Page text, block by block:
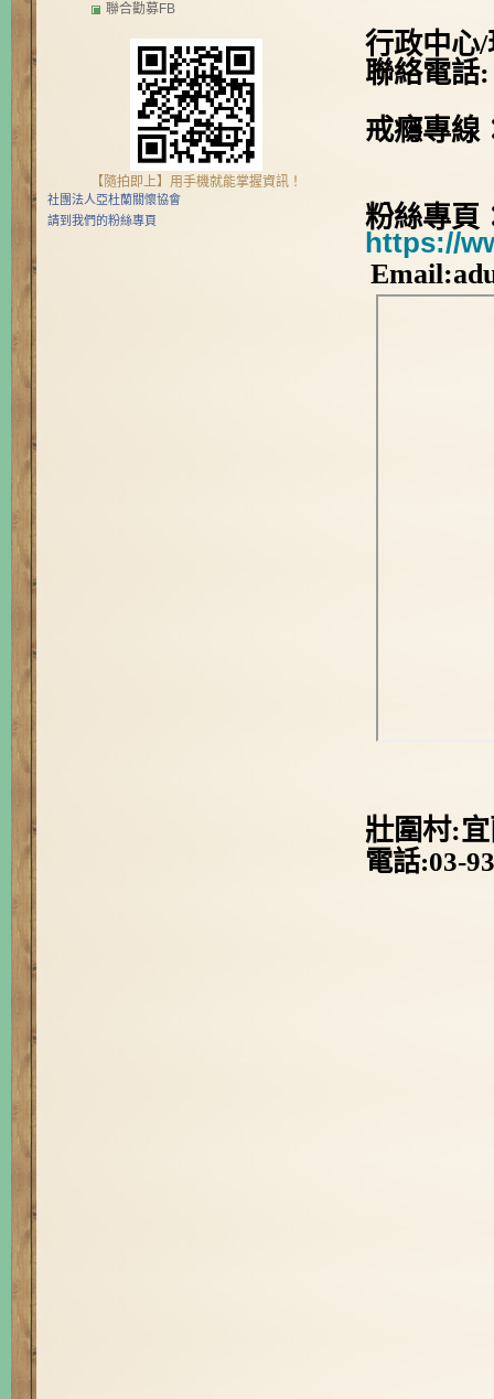
行政中心/
聯絡電話:
戒癮專線
粉絲專頁
https://
壯圍村:
電話:03-
聯合勸募FB
【隨拍即上】用手機就能掌握資訊！
社團法人亞杜蘭關懷協會
請到我們的粉絲專頁